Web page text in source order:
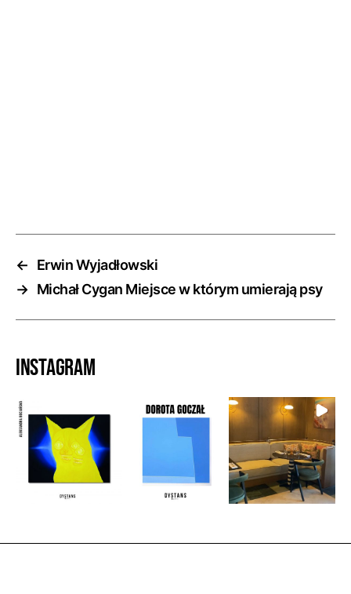
←
Erwin Wyjadłowski
→ Michał Cygan Miejsce w którym umierają psy
Instagram